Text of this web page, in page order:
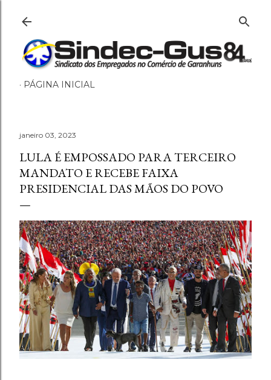
PÁGINA INICIAL
janeiro 03, 2023
LULA É EMPOSSADO PARA TERCEIRO
MANDATO E RECEBE FAIXA
PRESIDENCIAL DAS MÃOS DO POVO